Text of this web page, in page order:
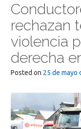
rechazan
violencia
derecha
Posted on 25 de mayo